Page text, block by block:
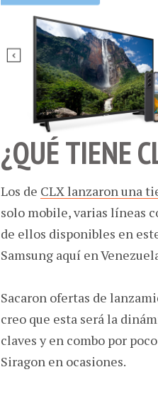
¿QUÉ TIENE
Los de CLX lanzaron una
solo mobile, varias líneas
de ellos disponibles en
Samsung aquí en
Sacaron ofertas de
creo que esta será la
claves y en combo por
Siragon en ocasiones.